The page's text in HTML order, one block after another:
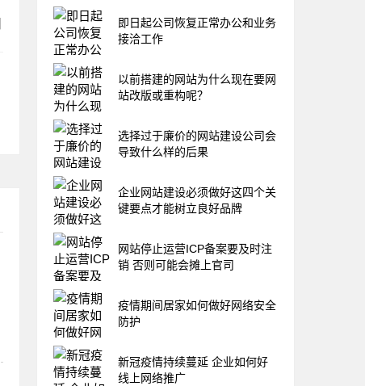
精致的基本需求，
小编就来和您谈谈企业网站建设
中的四个关键要点，希望能对您
有所启示。1、个性品牌要突出
向为核心，以传播
即日起公司恢复正常办公和业务
接洽工作
以前搭建的网站为什么现在要网
站改版或重构呢？
选择过于廉价的网站建设公司会
导致什么样的后果
企业网站建设必须做好这四个关
键要点才能树立良好品牌
网站停止运营ICP备案要及时注
销 否则可能会摊上官司
疫情期间居家如何做好网络安全
防护
新冠疫情持续蔓延 企业如何好
线上网络推广